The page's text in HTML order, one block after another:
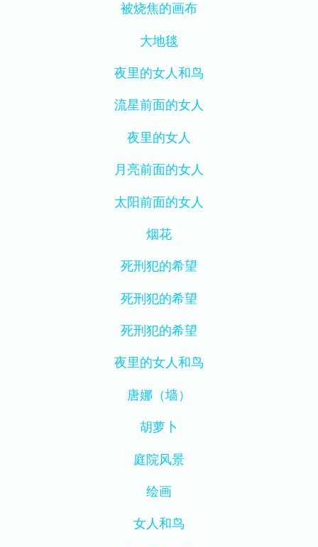
被烧焦的画布
大地毯
夜里的女人和鸟
流星前面的女人
夜里的女人
月亮前面的女人
太阳前面的女人
烟花
死刑犯的希望
死刑犯的希望
死刑犯的希望
夜里的女人和鸟
唐娜（墙）
胡萝卜
庭院风景
绘画
女人和鸟